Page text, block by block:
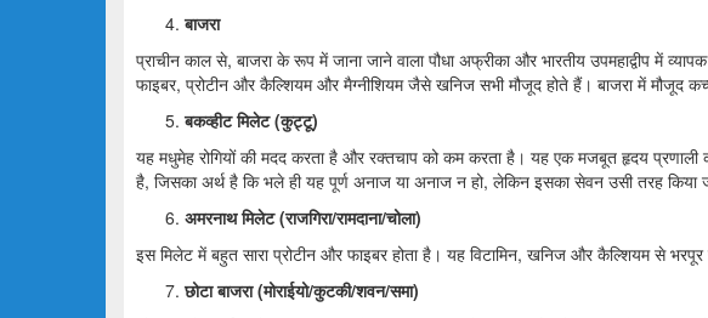
बाजरा
प्राचीन काल से, बाजरा के रूप में जाना जाने वाला पौधा अफ्रीका और भारतीय उपमहाद्वीप में
फाइबर, प्रोटीन और कैल्शियम और मैग्नीशियम जैसे खनिज सभी मौजूद होते हैं। बाजरा में मौजूद
बकव्हीटमिलेट(कुट्टू)
यह मधुमेह रोगियों की मदद करता है और रक्तचाप को कम करता है। यह एक मजबूत हृदय
है, जिसका अर्थ है कि भले ही यह पूर्ण अनाज या अनाज न हो, लेकिन इसका सेवन उसी तरह किया
अमरनाथमिलेट(राजगिरा/रामदाना/चोला)
इस मिलेट में बहुत सारा प्रोटीन और फाइबर होता है। यह विटामिन, खनिज और कैल्शियम से भरपूर
छोटा बाजरा (मोराईयो/कुटकी/शवन/समा)